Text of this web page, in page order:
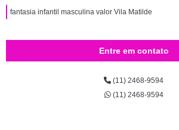
fantasia infantil masculina valor Vila Matilde
Entre em contato
(11) 2468-9594
(11) 2468-9594